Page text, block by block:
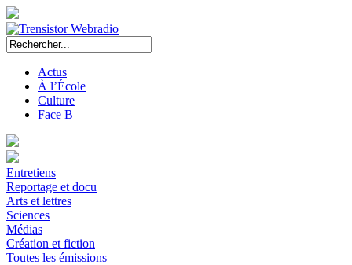
Actus
À l’École
Culture
Face B
Entretiens
Reportage et docu
Arts et lettres
Sciences
Médias
Création et fiction
Toutes les émissions